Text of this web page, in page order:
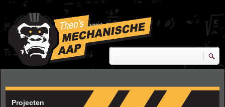
Skip to main content
research & development
Zoeken
Projecten